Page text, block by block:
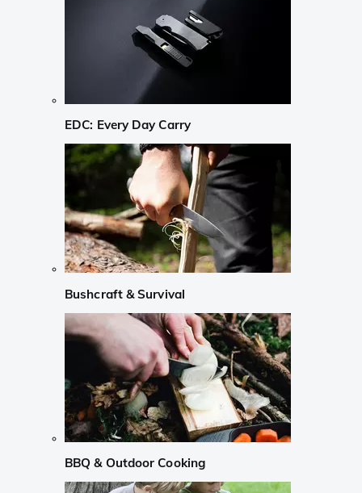
EDC: Every Day Carry
Bushcraft & Survival
BBQ & Outdoor Cooking